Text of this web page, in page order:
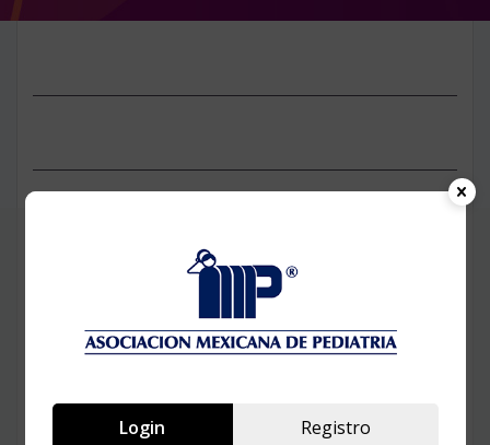
Login Registro